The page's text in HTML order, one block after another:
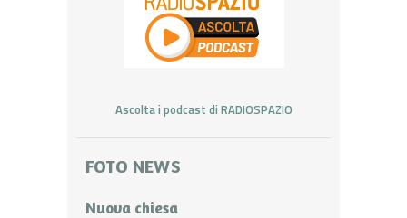
Ascolta i podcast di RADIOSPAZIO
FOTO NEWS
Nuova chiesa